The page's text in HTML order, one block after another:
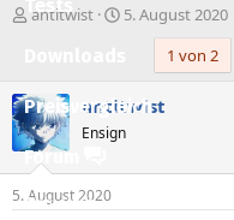
Tests
Preisvergleich
Forum
Aktuelles
E
e
l
l
e
r
antitwist
E
e
l
m
5. August 2020
1 von 2
antitwist
Ensign
5. August 2020